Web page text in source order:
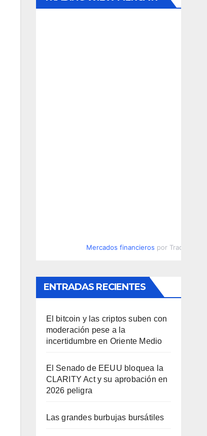
Mercados financieros por
ENTRADAS RECIENTES
El bitcoin y las criptos suben con
moderación pese a la
incertidumbre en Oriente Medio
El Senado de EEUU bloquea la
CLARITY Act y su aprobación en
2026 peligra
Las grandes burbujas bursátiles